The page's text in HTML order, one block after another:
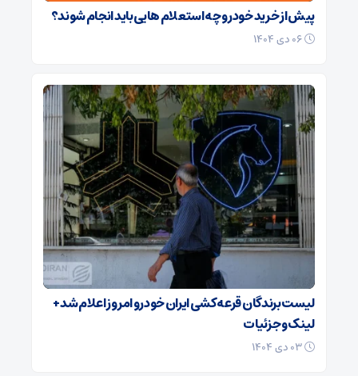
پیش از خرید خودرو چه استعلام هایی باید انجام شوند؟
لیست برندگان قرعه کشی ایران خودرو امروز اعلام شد +
لینک و جزئیات